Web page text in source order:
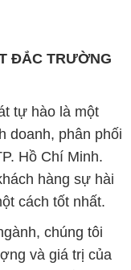
ĐẮC TRƯỜNG
tự hào là một
doanh, phân phối
Hồ Chí Minh.
hàng sự hài
cách tốt nhất.
chúng tôi
và giá trị của